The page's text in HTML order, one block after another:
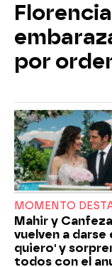
por
MOMENTO
Mahir y Canfeza
vuelven a darse
quiero' y
todos con el